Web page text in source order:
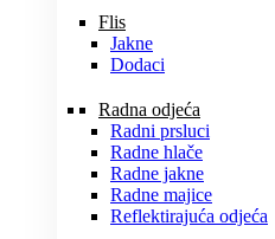
Flis
Jakne
Dodaci
Radna odjeća
Radni prsluci
Radne hlače
Radne jakne
Radne majice
Reflektirajuća odjeća